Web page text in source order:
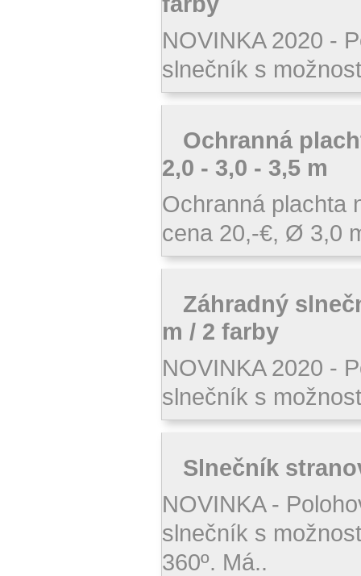
NOVINKA 2020 -
slnečník s
Ochranná
2,0 - 3,0 - 3,5 m
Ochranná plachta
cena 20,-€, Ø 3,0
Záhradný
m / 2 farby
NOVINKA 2020 -
slnečník s
Slnečník
NOVINKA -
slnečník s
360º. Má..